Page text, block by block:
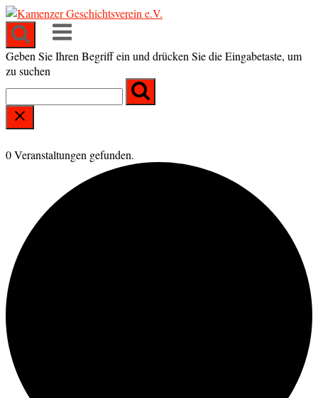
Skip
to
content
Menu
Geben Sie Ihren Begriff ein und drücken Sie die Eingabetaste, um
zu suchen
0 Veranstaltungen gefunden.